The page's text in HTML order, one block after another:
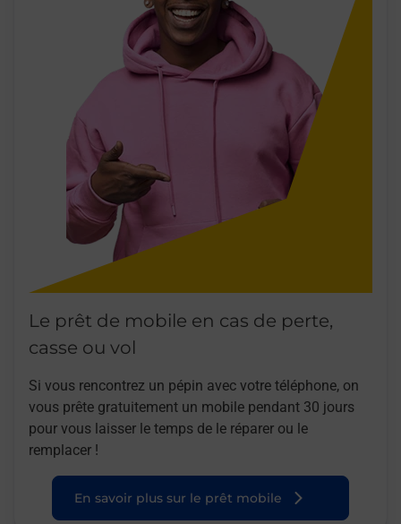
Le prêt de mobile en cas de perte,
casse ou vol
Si vous rencontrez un pépin avec votre téléphone, on
vous prête gratuitement un mobile pendant 30 jours
pour vous laisser le temps de le réparer ou le
remplacer !
En savoir plus sur le prêt mobile